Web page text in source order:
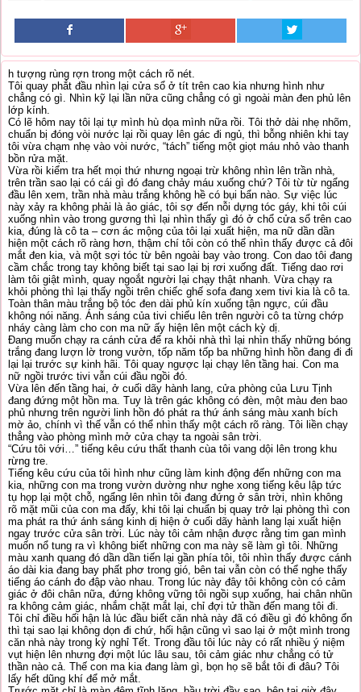
h tượng rùng rợn trong một cách rõ nét.
Tôi quay phắt đầu nhìn lại cửa sổ ở tít trên cao kia nhưng hình như
chẳng có gì. Nhìn kỹ lại lần nữa cũng chẳng có gì ngoài màn đen phủ lên
lớp kính.
Có lẽ hôm nay tôi lại tự mình hù dọa mình nữa rồi. Tôi thở dài nhẹ nhõm,
chuẩn bị đóng vòi nước lại rồi quay lên gác đi ngủ, thì bỗng nhiên khi tay
tôi vừa chạm nhẹ vào vòi nước, “tách” tiếng một giọt máu nhỏ vào thanh
bồn rửa mặt.
Vừa rồi kiểm tra hết mọi thứ nhưng ngoại trừ không nhìn lên trần nhà,
trên trần sao lại có cái gì đó đang chảy máu xuống chứ? Tôi từ từ ngẩng
đầu lên xem, trần nhà màu trắng không hề có bụi bẩn nào. Sự việc lúc
này xảy ra không phải là ảo giác, tôi sợ đến nỗi dựng tóc gáy, khi tôi cúi
xuống nhìn vào trong gương thì lại nhìn thấy gì đó ở chổ cửa sổ trên cao
kia, đúng là cô ta – cơn ác mộng của tôi lại xuất hiện, ma nữ dần dần
hiện một cách rõ ràng hơn, thậm chí tôi còn có thể nhìn thấy được cả đôi
mắt đen kia, và một sợi tóc từ bên ngoài bay vào trong. Con dao tôi đang
cầm chắc trong tay không biết tại sao lại bị rơi xuống đất. Tiếng dao rơi
làm tôi giật mình, quay ngoắt người lại chạy thật nhanh. Vừa chạy ra
khỏi phòng thì lại thấy ngồi trên chiếc ghế sofa đang xem tivi kia là cô ta.
Toàn thân màu trắng bộ tóc đen dài phủ kín xuống tận ngực, cúi đầu
không nói năng. Ánh sáng của tivi chiếu lên trên người cô ta từng chớp
nháy càng làm cho con ma nữ ấy hiện lên một cách kỳ dị.
Đang muốn chạy ra cánh cửa để ra khỏi nhà thì lại nhìn thấy những bóng
trắng đang lượn lờ trong vườn, tốp năm tốp ba những hình hồn đang đi đi
lại lại trước sự kinh hãi. Tôi quay ngược lại chạy lên tầng hai. Con ma
nữ ngồi trước tivi vẫn cúi đầu ngồi đó.
Vừa lên đến tầng hai, ở cuối dãy hành lang, cửa phòng của Lưu Tịnh
đang đứng một hồn ma. Tuy là trên gác không có đèn, một màu đen bao
phủ nhưng trên người linh hồn đó phát ra thứ ánh sáng màu xanh bích
mờ ảo, chính vì thế vẫn có thể nhìn thấy một cách rõ ràng. Tôi liền chạy
thẳng vào phòng mình mở cửa chạy ta ngoài sân trời.
“Cứu tôi với…” tiếng kêu cứu thất thanh cùa tôi vang dội lên trong khu
rừng tre.
Tiếng kêu cứu của tôi hình như cũng làm kinh động đến những con ma
kia, những con ma trong vườn dường như nghe xong tiếng kêu lập tức
tụ họp lại một chỗ, ngẩng lên nhìn tôi đang đứng ở sân trời, nhìn không
rõ mặt mũi của con ma đấy, khi tôi lại chuẩn bị quay trở lại phòng thì con
ma phát ra thứ ánh sáng kinh dị hiện ở cuối dãy hành lang lại xuất hiện
ngay trước cửa sân trời. Lúc này tôi cảm nhận được rằng tim gan mình
muốn nổ tung ra vì không biết những con ma này sẽ làm gì tôi. Những
màu xanh quang đó dần dần tiến lại gần phía tôi, tôi nhìn thấy được cánh
áo dài kia đang bay phất phơ trong gió, bên tai vẫn còn có thể nghe thấy
tiếng áo cánh đo đập vào nhau. Trong lúc này đây tôi không còn có cảm
giác ở đôi chân nữa, đứng không vững tôi ngồi sụp xuống, hai chân nhũn
ra không cảm giác, nhắm chặt mắt lại, chỉ đợi tử thần đến mang tôi đi.
Tôi chỉ điều hối hận là lúc đầu biết căn nhà này đã có điều gì đó không ổn
thì tại sao lại không dọn đi chứ, hối hận cũng vì sao lại ở một mình trong
căn nhà này trong kỳ nghỉ Tết. Trong đầu tôi lúc này có rất nhiều ý niệm
vụt hiện lên nhưng đợi một lúc lâu sau, tôi cảm giác như chẳng có tử
thần nào cả. Thế con ma kia đang làm gì, bọn họ sẽ bắt tôi đi đâu? Tôi
lấy hết dũng khí để mở mắt.